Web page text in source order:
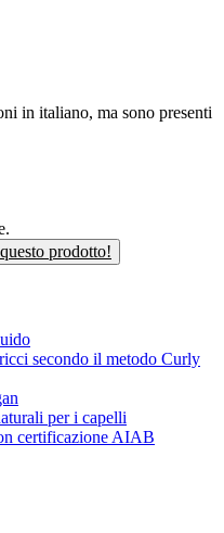
in italiano, ma sono presenti
prodotto!
secondo il metodo Curly
per i capelli
certificazione AIAB